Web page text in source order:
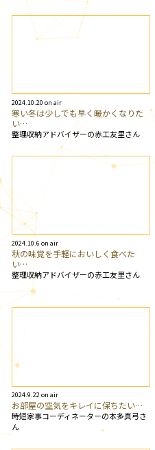
2024.10.20 on air
寒い冬は少しでも早く暖かくなりた
い…
整理収納アドバイザーの赤工友里さん
2024.10.6 on air
秋の味覚を手軽においしく食べた
い…
整理収納アドバイザーの赤工友里さん
2024.9.22 on air
お部屋の空気をキレイに保ちたい…
時短家事コーディネーターの本多真弓さ
ん